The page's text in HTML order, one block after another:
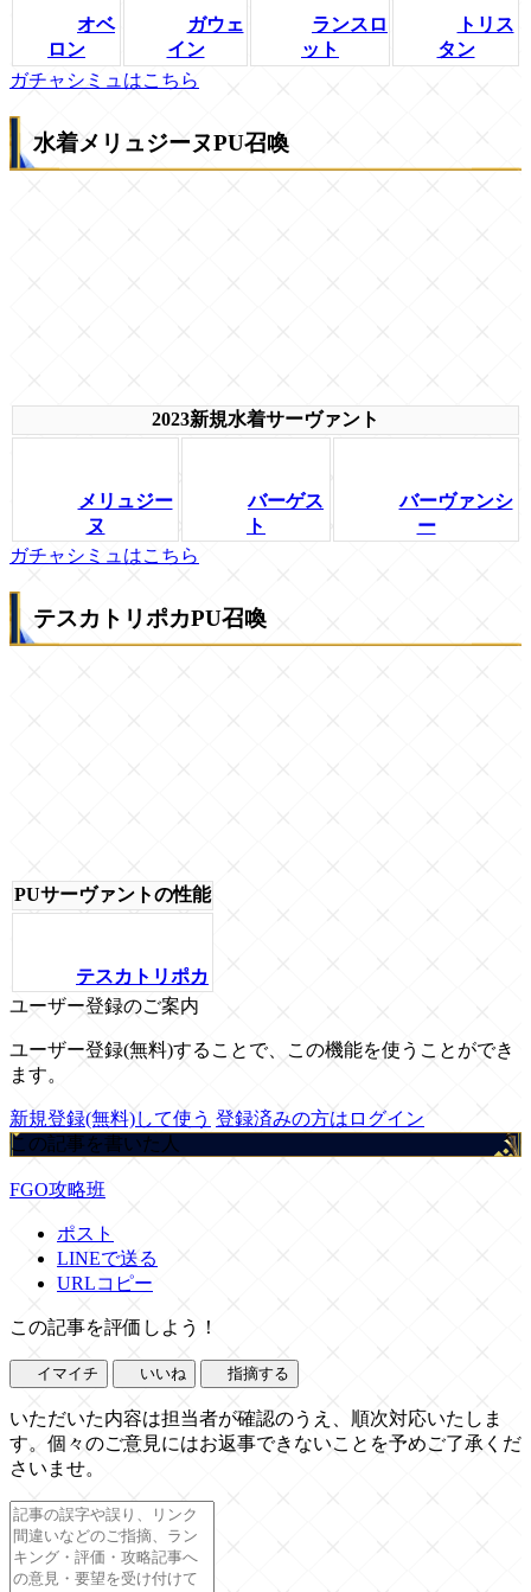
オベ
ロン
ガウェ
イン
ランスロ
ット
トリス
タン
ガチャシミュはこちら
水着メリュジーヌPU召喚
2023新規水着サーヴァント
メリュジー
ヌ
バーゲス
ト
バーヴァンシ
ー
ガチャシミュはこちら
テスカトリポカPU召喚
PUサーヴァントの性能
テスカトリポカ
ユーザー登録のご案内
ユーザー登録(無料)することで、この機能を使うことができ
ます。
新規登録(無料)して使う 登録済みの方はログイン
この記事を書いた人
FGO攻略班
ポスト
LINEで送る
URLコピー
この記事を評価しよう！
イマイチ いいね 指摘する
いただいた内容は担当者が確認のうえ、順次対応いたしま
す。個々のご意見にはお返事できないことを予めご了承くだ
さいませ。